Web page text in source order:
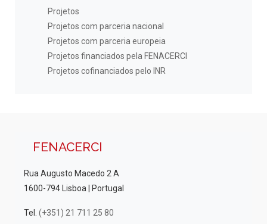
Projetos
Projetos com parceria nacional
Projetos com parceria europeia
Projetos financiados pela FENACERCI
Projetos cofinanciados pelo INR
FENACERCI
Rua Augusto Macedo 2 A
1600-794 Lisboa | Portugal
Tel. (+351) 21 711 25 80